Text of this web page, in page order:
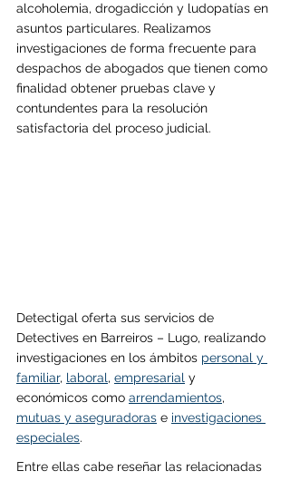
alcoholemia, drogadicción y ludopatías en
asuntos particulares. Realizamos
investigaciones de forma frecuente para
despachos de abogados que tienen como
finalidad obtener pruebas clave y
contundentes para la resolución
satisfactoria del proceso judicial.
Detectigal oferta sus servicios de
Detectives en Barreiros – Lugo, realizando
investigaciones en los ámbitos personal y
familiar, laboral, empresarial y
económicos como arrendamientos,
mutuas y aseguradoras e investigaciones
especiales.
Entre ellas cabe reseñar las relacionadas